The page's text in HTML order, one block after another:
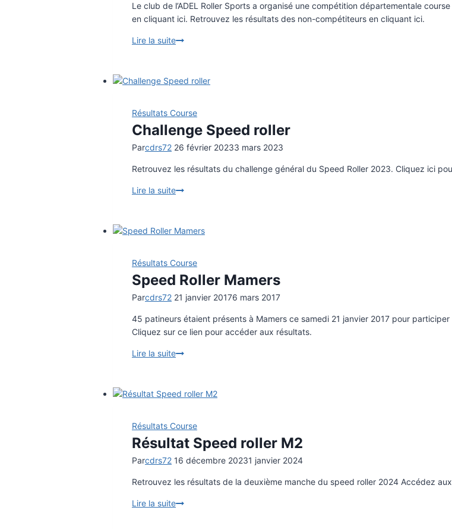
Le club de l’ADEL Roller Sports a organisé une compétition départementale
en cliquant ici. Retrouvez les résultats des non-compétiteurs en cliquant ici.
Lire la suiteRésultats
Résultats Course
Challenge Speed roller
Parcdrs72 26 février 20233 mars 2023
Retrouvez les résultats du challenge général du Speed Roller 2023. Cliquez ici
Lire la suiteChallenge
Résultats Course
Speed Roller Mamers
Parcdrs72 21 janvier 20176 mars 2017
45 patineurs étaient présents à Mamers ce samedi 21 janvier 2017 pour
Cliquez sur ce lien pour accéder aux résultats.
Lire la suiteSpeed
Résultats Course
Résultat Speed roller M2
Parcdrs72 16 décembre 20231 janvier 2024
Retrouvez les résultats de la deuxième manche du speed roller 2024 Accédez
Lire la suiteRésultat